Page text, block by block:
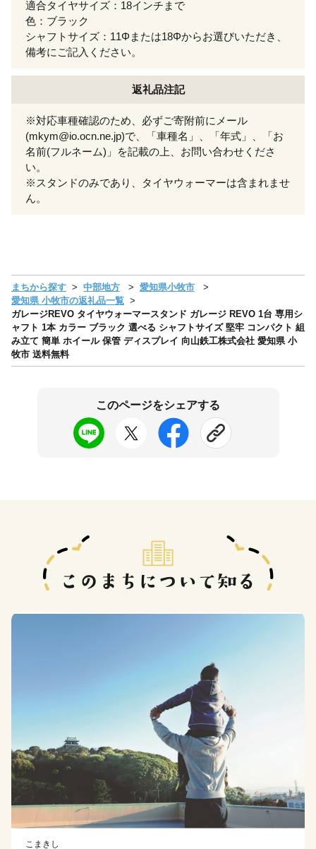
適合タイヤサイズ：18インチまで
色：ブラック
シャフトサイズ：11Φまたは18Φからお選びいただき、
備考にご記入ください。
返礼品注記
※対応車種確認のため、必ずご寄附前にメール
(mkym@io.ocn.ne.jp)で、「車種名」、「年式」、「お
名前(フルネーム)」を記載の上、お問い合わせくださ
い。
※スタンドのみであり、タイヤウォーマーは含まれませ
ん。
まちから探す 中部地方
愛知県小牧市
愛知県 小牧市の返礼品一覧
ガレージREVO タイヤウォーマースタンド ガレージ REVO 1台 専用シ
ャフト 1本 カラー ブラック 選べる シャフトサイズ 堅牢 コンパクト 組
み立て 簡単 ホイール 保管 ディスプレイ 向山鉄工株式会社 愛知県 小
牧市 送料無料
このページをシェアする
こまきし